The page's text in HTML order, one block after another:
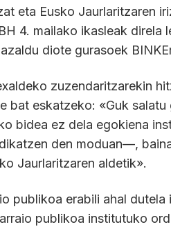
eta Eusko Jaurlaritzaren
4. mailako ikasleak direla
diote gurasoek
zuzendaritzarekin
bat eskatzeko: «Guk salatu
bidea ez dela egokiena
den moduan—,
Jaurlaritzaren aldetik».
publikoa erabili ahal
publikoa institutuko